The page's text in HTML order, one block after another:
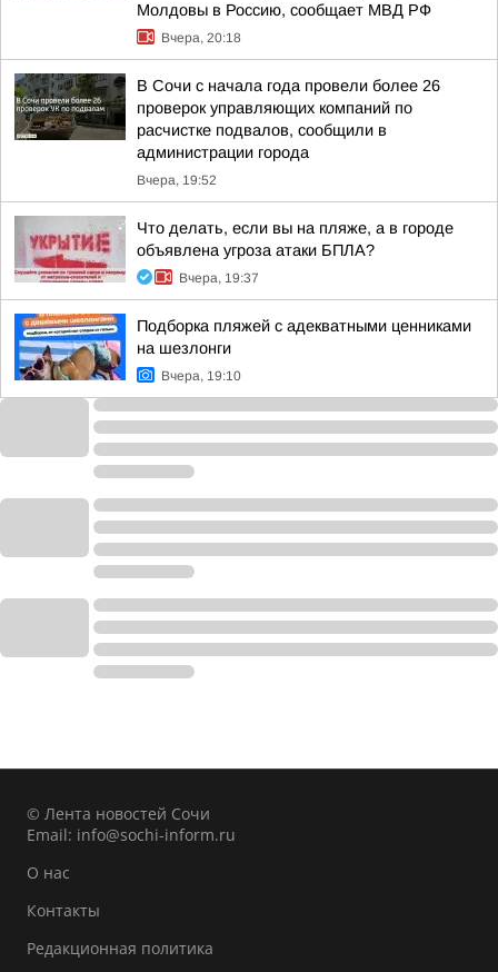
Молдовы в Россию, сообщает МВД РФ
Вчера, 20:18
В Сочи с начала года провели более 26
проверок управляющих компаний по
расчистке подвалов, сообщили в
администрации города
Вчера, 19:52
Что делать, если вы на пляже, а в городе
объявлена угроза атаки БПЛА?
Вчера, 19:37
Подборка пляжей с адекватными ценниками
на шезлонги
Вчера, 19:10
© Лента новостей Сочи
Email: info@sochi-inform.ru
О нас
Контакты
Редакционная политика